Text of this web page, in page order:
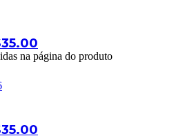
na página do produto